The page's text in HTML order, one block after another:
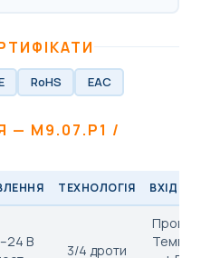
RoHS EAC
M9.07.P1 /
ТЕХНОЛОГІЯ ВХІД
В
3/4 дроти